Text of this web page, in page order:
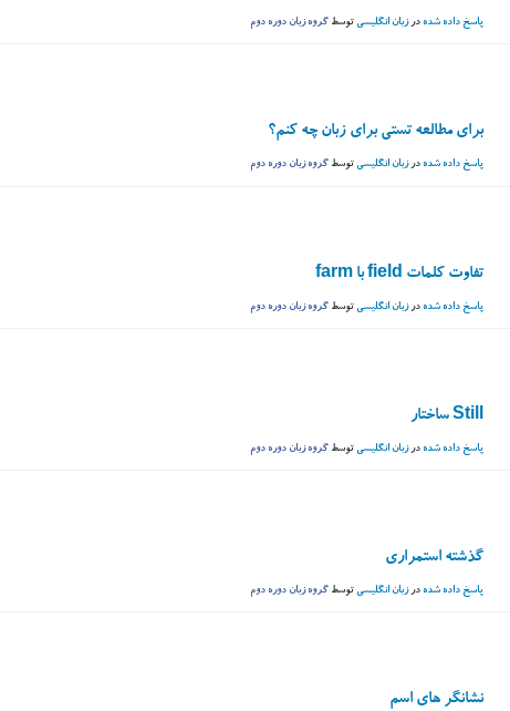
پاسخ داده شده درزبان انگلیسی توسط گروه زبان دوره دوم
برای مطالعه تستی برای زبان چه کنم؟
پاسخ داده شده درزبان انگلیسی توسط گروه زبان دوره دوم
تفاوت کلمات field با farm
پاسخ داده شده درزبان انگلیسی توسط گروه زبان دوره دوم
Still ساختار
پاسخ داده شده درزبان انگلیسی توسط گروه زبان دوره دوم
گذشته استمراری
پاسخ داده شده درزبان انگلیسی توسط گروه زبان دوره دوم
نشانگر های اسم